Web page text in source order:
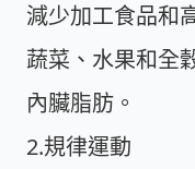
減少加工食品和
蔬菜、水果和全
內臟脂肪。
2.規律運動